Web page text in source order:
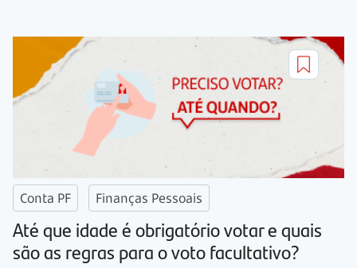
Conta PF Finanças Pessoais
Até que idade é obrigatório votar e quais
são as regras para o voto facultativo?